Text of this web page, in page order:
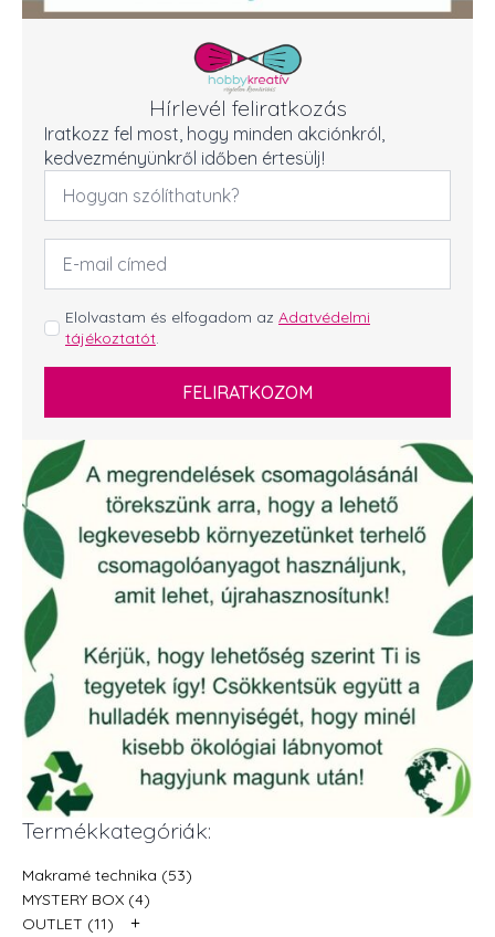
Hírlevél feliratkozás
Iratkozz fel most, hogy minden akciónkról,
kedvezményünkről időben értesülj!
Név
Email
cím
GDPR
*
Elolvastam és elfogadom az Adatvédelmi
tájékoztatót.
FELIRATKOZOM
Termékkategóriák:
Makramé technika (53)
MYSTERY BOX (4)
OUTLET (11)
+